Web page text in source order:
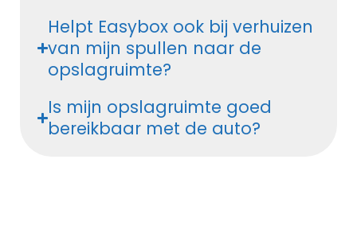
Helpt Easybox ook bij verhuizen
van mijn spullen naar de
opslagruimte?
Is mijn opslagruimte goed
bereikbaar met de auto?